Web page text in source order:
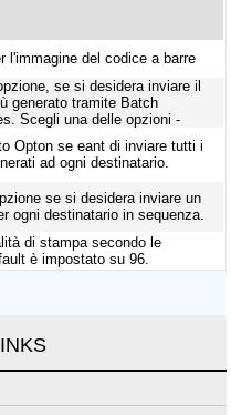
l'immagine del codice a barre
se si desidera inviare il
generato tramite Batch
Scegli una delle opzioni -
Opton se eant di inviare tutti i
ad ogni destinatario.
se si desidera inviare un
ogni destinatario in sequenza.
di stampa secondo le
è impostato su 96.